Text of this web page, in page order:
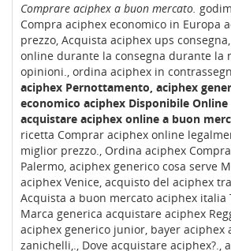
Comprare aciphex a buon mercato.
Compra aciphex economico in Europa
prezzo, Acquista aciphex ups
online durante la consegna durante la
opinioni., ordina aciphex in
aciphex Pernottamento, aciphex
economico aciphex Disponibile Online
acquistare aciphex online a buon
ricetta Comprar aciphex online
miglior prezzo., Ordina aciphex
Palermo, aciphex generico cosa serve
aciphex Venice, acquisto del aciphex
Acquista a buon mercato aciphex italia
Marca generica acquistare aciphex
aciphex generico junior, bayer aciphex
zanichelli,., Dove acquistare aciphex?.,